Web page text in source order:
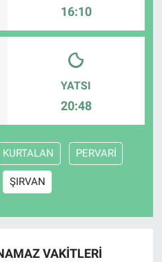
16:10
YATSI
20:48
KURTALAN PERVARİ
ŞIRVAN
VAKITLERI